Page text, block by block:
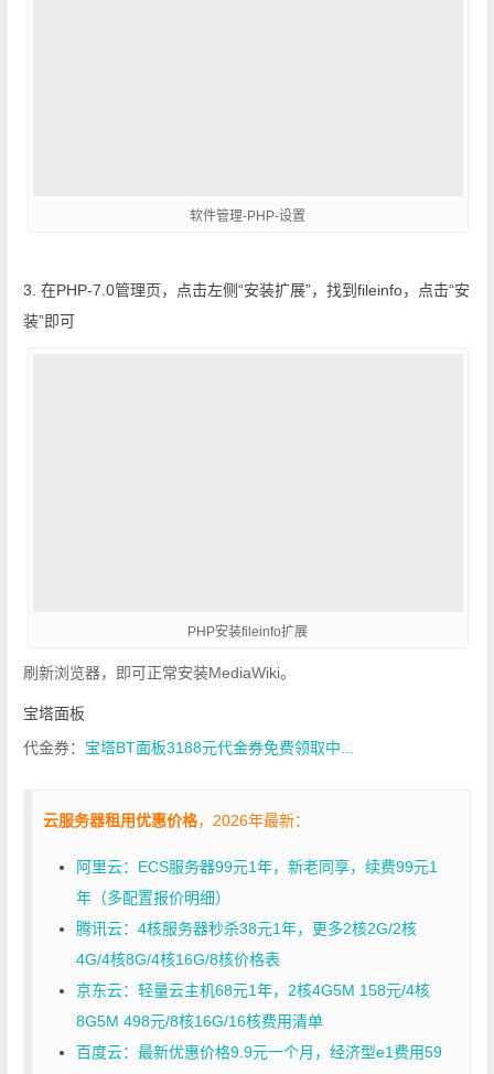
软件管理-PHP-设置
3. 在PHP-7.0管理页，点击左侧“安装扩展”，找到fileinfo，点击“安
装”即可
PHP安装fileinfo扩展
刷新浏览器，即可正常安装MediaWiki。
宝塔面板
代金券： 宝塔BT面板3188元代金券免费领取中...
云服务器租用优惠价格，2026年最新：
阿里云：ECS服务器99元1年，新老同享，续费99元1
年（多配置报价明细）
腾讯云：4核服务器秒杀38元1年，更多2核2G/2核
4G/4核8G/4核16G/8核价格表
京东云：轻量云主机68元1年，2核4G5M 158元/4核
8G5M 498元/8核16G/16核费用清单
百度云：最新优惠价格9.9元一个月，经济型e1费用59